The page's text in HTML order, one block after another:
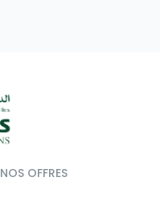
NOS OFFRES